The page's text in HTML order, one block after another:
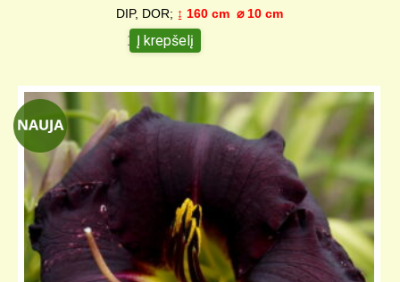
DIP, DOR; ↨ 160 cm ⌀ 10 cm
12,00€
Į krepšelį